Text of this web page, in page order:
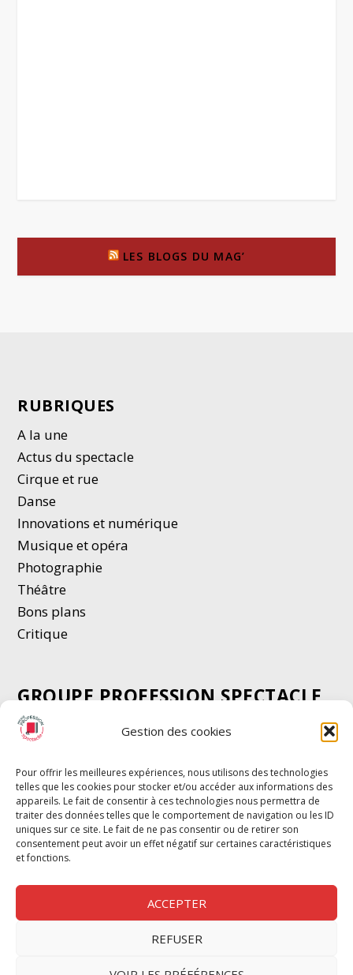
Gestion des cookies
Pour offrir les meilleures expériences, nous utilisons des technologies
telles que les cookies pour stocker et/ou accéder aux informations des
appareils. Le fait de consentir à ces technologies nous permettra de
traiter des données telles que le comportement de navigation ou les ID
uniques sur ce site. Le fait de ne pas consentir ou de retirer son
consentement peut avoir un effet négatif sur certaines caractéristiques
et fonctions.
ACCEPTER
REFUSER
LES BLOGS DU MAG’
RUBRIQUES
A la une
Actus du spectacle
Cirque et rue
Danse
Innovations et numérique
Musique et opéra
Photographie
Théâtre
Bons plans
Critique
GROUPE PROFESSION SPECTACLE
Chèque Intermittents
Chèque Compta
Chèque Emploi Spectacle
G-Pods
Profession Audio-visuel
Le Cahier Pro
Suivre Suivre
Nous contacter